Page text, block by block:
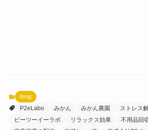
blog
P2eLabo
みかん みかん農園
ストレス
ピーツーイーラボ
リラックス効果 不用品回